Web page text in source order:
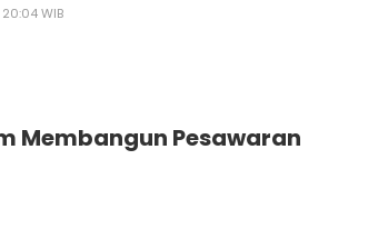
WIB
Membangun Pesawaran